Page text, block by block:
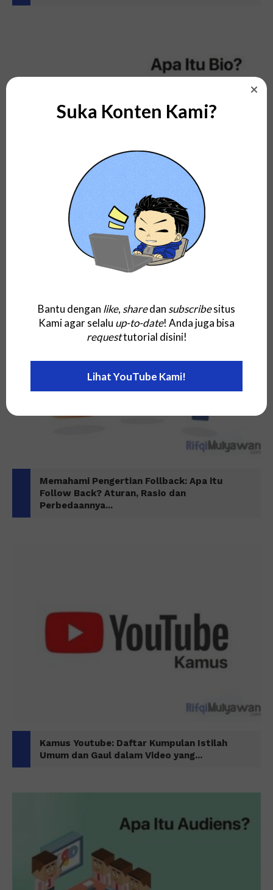
Penjelasan Pengertian Bio: Apa itu Biography
dan Personal Bio? Contoh dan...
Memahami Pengertian Follback: Apa itu
Follow Back? Aturan, Rasio dan
Perbedaannya...
Kamus Youtube: Daftar Kumpulan Istilah
Umum dan Gaul dalam Video yang...
Suka Konten Kami?
Bantu dengan like, sharedan subscribesitus
Kami agar selalu up-to-date! Anda juga bisa
requesttutorial disini!
Lihat YouTube Kami!